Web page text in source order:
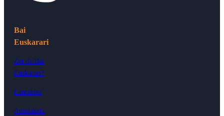
Bai
Euskarari
Zer da Bai
Euskarari?
Lantaldea
Antolaketa